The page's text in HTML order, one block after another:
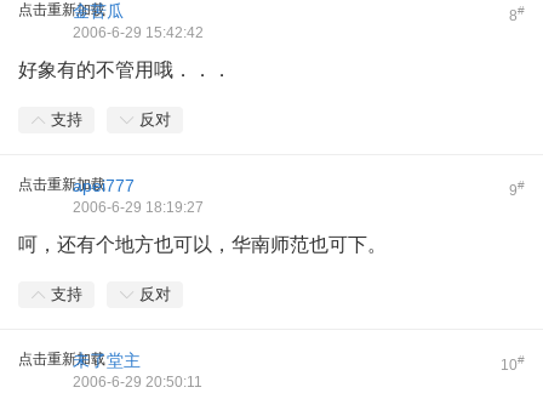
点击重新加载 8#
金苦瓜
2006-6-29 15:42:42
好象有的不管用哦．．．
支持 反对
点击重新加载 9#
apei777
2006-6-29 18:19:27
呵，还有个地方也可以，华南师范也可下。
支持 反对
点击重新加载 10#
未了堂主
2006-6-29 20:50:11